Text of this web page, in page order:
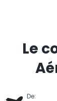
Le
De: